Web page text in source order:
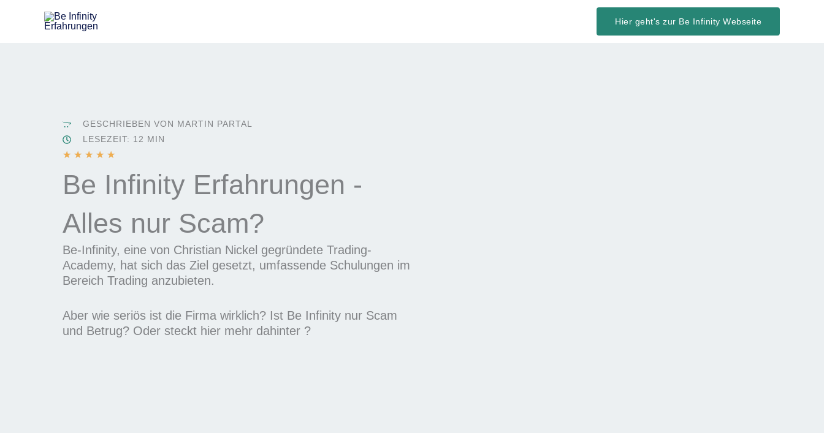
Hier geht's zur Be Infinity Webseite
GESCHRIEBEN VON MARTIN PARTAL
LESEZEIT: 12 MIN
★ ★ ★ ★ ★
w
t
e
m
5
v
Be Infinity Erfahrungen -
Alles nur Scam?
Be-Infinity, eine von Christian Nickel gegründete Trading-
Academy, hat sich das Ziel gesetzt, umfassende Schulungen im
Bereich Trading anzubieten.
Aber wie seriös ist die Firma wirklich? Ist Be Infinity nur Scam
und Betrug? Oder steckt hier mehr dahinter ?